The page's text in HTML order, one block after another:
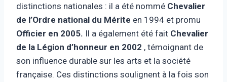
distinctions nationales : il a été nommé Chevalier
de l’Ordre national du Mérite en 1994 et promu
Officier en 2005. Il a également été fait Chevalier
de la Légion d’honneur en 2002 , témoignant de
son influence durable sur les arts et la société
française. Ces distinctions soulignent à la fois son